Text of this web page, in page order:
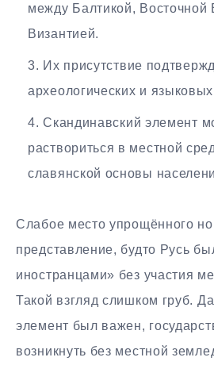
между Балтикой, Восточной
Византией.
Их присутствие
археологических и
Скандинавский элемент
раствориться в местной
славянской основы
Слабое место упрощённого
представление, будто Русь
иностранцами» без участия
Такой взгляд слишком груб.
элемент был важен,
возникнуть без местной